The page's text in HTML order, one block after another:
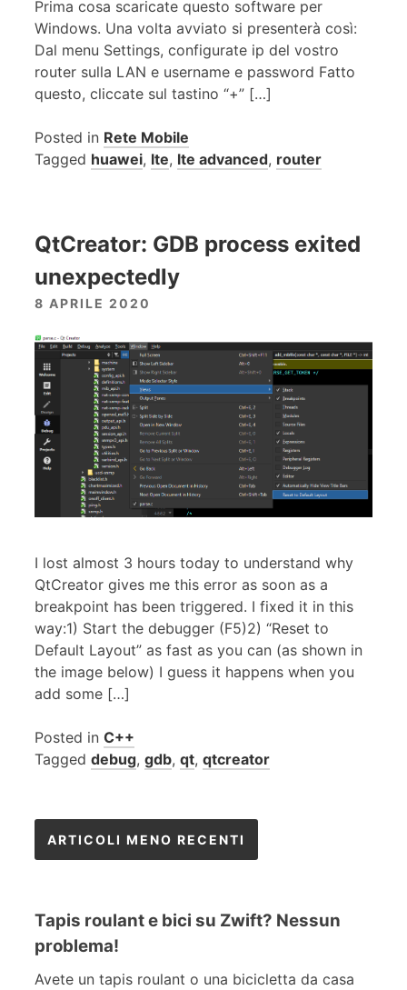
Prima cosa scaricate questo software per
Windows. Una volta avviato si presenterà così:
Dal menu Settings, configurate ip del vostro
router sulla LAN e username e password Fatto
questo, cliccate sul tastino “+” […]
Posted in Rete Mobile
Tagged huawei, lte, lte advanced, router
QtCreator: GDB process exited
unexpectedly
8 APRILE 2020
I lost almost 3 hours today to understand why
QtCreator gives me this error as soon as a
breakpoint has been triggered. I fixed it in this
way:1) Start the debugger (F5)2) “Reset to
Default Layout” as fast as you can (as shown in
the image below) I guess it happens when you
add some […]
Posted in C++
Tagged debug, gdb, qt, qtcreator
Navigazione
ARTICOLI MENO RECENTI
Tapis roulant e bici su Zwift? Nessun
problema!
Avete un tapis roulant o una bicicletta da casa